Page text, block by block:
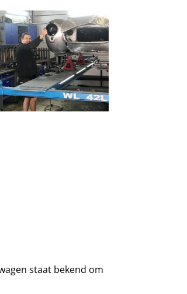
staat bekend om